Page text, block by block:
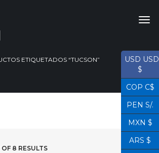
ETIQUETADOS “TUCSON”
8 RESULTS
USD USD
$
COP C$
PEN S/.
MXN $
ARS $